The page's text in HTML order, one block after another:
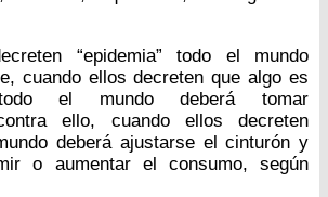
“epidemia” todo el mundo
cuando ellos decreten que algo es
todo el mundo deberá tomar
ello, cuando ellos decreten
deberá ajustarse el cinturón y
o aumentar el consumo, según